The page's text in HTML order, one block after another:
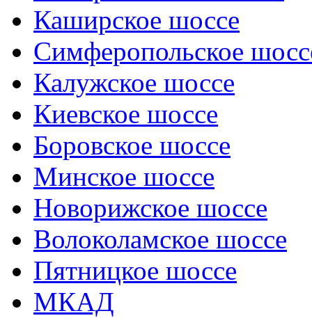
Каширское шоссе
Симферопольское
Калужское шоссе
Киевское шоссе
Боровское шоссе
Минское шоссе
Новорижское шоссе
Волоколамское шоссе
Пятницкое шоссе
МКАД